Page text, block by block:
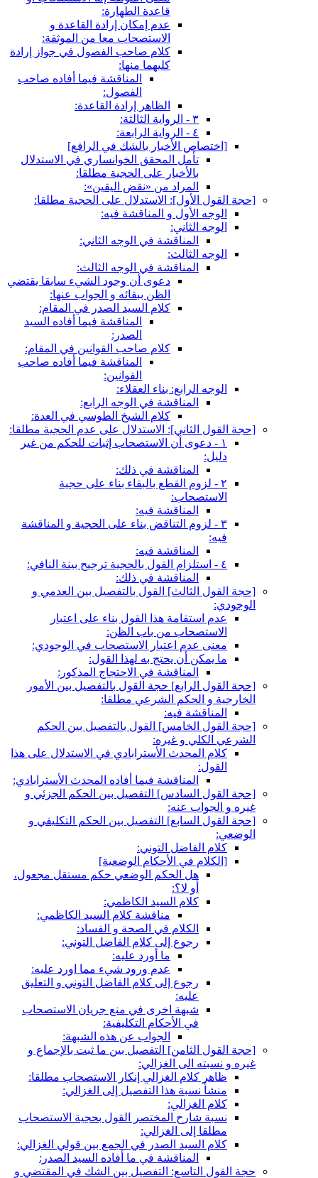
قاعدة الطهارة:
عدم إمكان إرادة القاعدة و
الاستصحاب معا من الموثقة:
كلام صاحب الفصول في جواز إرادة
كليهما منها:
المناقشة فيما أفاده صاحب
الفصول:
الظاهر إرادة القاعدة:
٣ - الرواية الثالثة:
٤ - الرواية الرابعة:
[اختصاص الأخبار بالشك في الرافع‏]
تأمل المحقق الخوانساري في الاستدلال
بالأخبار على الحجية مطلقا:
المراد من «نقض اليقين»:
[حجة القول الأول‏]: الاستدلال على الحجية مطلقا:
الوجه الأول و المناقشة فيه:
الوجه الثاني:
المناقشة في الوجه الثاني:
الوجه الثالث:
المناقشة في الوجه الثالث:
دعوى أن وجود الشي‏ء سابقا يقتضي
الظن ببقائه و الجواب عنها:
كلام السيد الصدر في المقام:
المناقشة فيما أفاده السيد
الصدر:
كلام صاحب القوانين في المقام:
المناقشة فيما أفاده صاحب
القوانين:
الوجه الرابع: بناء العقلاء:
المناقشة في الوجه الرابع:
كلام الشيخ الطوسي في العدة:
[حجة القول الثاني‏]: الاستدلال على عدم الحجية مطلقا:
١ - دعوى أن الاستصحاب إثبات للحكم من غير
دليل:
المناقشة في ذلك:
٢ - لزوم القطع بالبقاء بناء على حجية
الاستصحاب:
المناقشة فيه:
٣ - لزوم التناقض بناء على الحجية و المناقشة
فيه:
المناقشة فيه:
٤ - استلزام القول بالحجية ترجيح بينة النافي:
المناقشة في ذلك:
[حجة القول الثالث‏] القول بالتفصيل بين العدمي و
الوجودي:
عدم استقامة هذا القول بناء على اعتبار
الاستصحاب من باب الظن:
معنى عدم اعتبار الاستصحاب في الوجودي:
ما يمكن أن يحتج به لهذا القول:
المناقشة في الاحتجاج المذكور:
[حجة القول الرابع‏] حجة القول بالتفصيل بين الأمور
الخارجية و الحكم الشرعي مطلقا:
المناقشة فيه:
[حجة القول الخامس‏] القول بالتفصيل بين الحكم
الشرعي الكلي و غيره:
كلام المحدث الأسترابادي في الاستدلال على هذا
القول:
المناقشة فيما أفاده المحدث الأسترابادي:
[حجة القول السادس‏] التفصيل بين الحكم الجزئي و
غيره و الجواب عنه:
[حجة القول السابع‏] التفصيل بين الحكم التكليفي و
الوضعي:
كلام الفاضل التوني:
[الكلام في الأحكام الوضعية]
هل الحكم الوضعي حكم مستقل مجعول،
أو لا؟:
كلام السيد الكاظمي:
مناقشة كلام السيد الكاظمي:
الكلام في الصحة و الفساد:
رجوع إلى كلام الفاضل التوني:
ما أورد عليه:
عدم ورود شي‏ء مما اورد عليه:
رجوع إلى كلام الفاضل التوني و التعليق
عليه:
شبهة اخرى في منع جريان الاستصحاب
في الأحكام التكليفية:
الجواب عن هذه الشبهة:
[حجة القول الثامن‏] التفصيل بين ما ثبت بالإجماع و
غيره و نسبته الى الغزالي:
ظاهر كلام الغزالي إنكار الاستصحاب مطلقا:
منشأ نسبة هذا التفصيل إلى الغزالي:
كلام الغزالي:
نسبة شارح المختصر القول بحجية الاستصحاب
مطلقا إلى الغزالي:
كلام السيد الصدر في الجمع بين قولي الغزالي:
المناقشة في ما أفاده السيد الصدر:
حجة القول التاسع: التفصيل بين الشك في المقتضي و